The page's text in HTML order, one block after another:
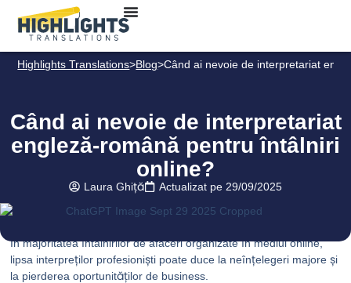
Highlights Translations>Blog>Când ai nevoie de interpretariat
Când ai nevoie de interpretariat
engleză-română pentru întâlniri
online?
Laura Ghiță Actualizat pe 29/09/2025
Pe această pagină
În majoritatea întâlnirilor de afaceri organizate în mediul online,
lipsa interpreților profesioniști poate duce la neînțelegeri majore și
la pierderea oportunităților de business.